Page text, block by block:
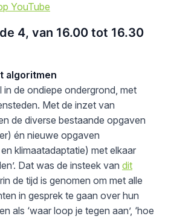
YouTube
4, van 16.00 tot 16.30
algoritmen
in de ondiepe ondergrond, met
Met de inzet van
de diverse bestaande opgaven
én nieuwe opgaven
klimaatadaptatie) met elkaar
Dat was de insteek van dit
de tijd is genomen om met alle
in gesprek te gaan over hun
als ‘waar loop je tegen aan’, ‘hoe